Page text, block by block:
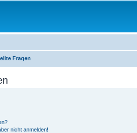
Fragen
nicht anmelden!